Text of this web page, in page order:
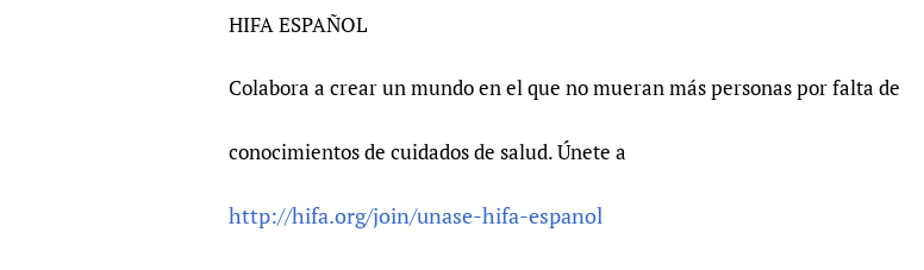
HIFA ESPAÑOL
Colabora a crear un mundo en el que no mueran más personas por falta de
conocimientos de cuidados de salud. Únete a
http://hifa.org/join/unase-hifa-espanol